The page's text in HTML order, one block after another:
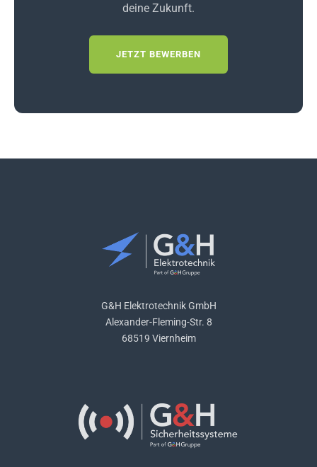
deine Zukunft.
JETZT BEWERBEN
G&H Elektrotechnik GmbH
Alexander-Fleming-Str. 8
68519 Viernheim